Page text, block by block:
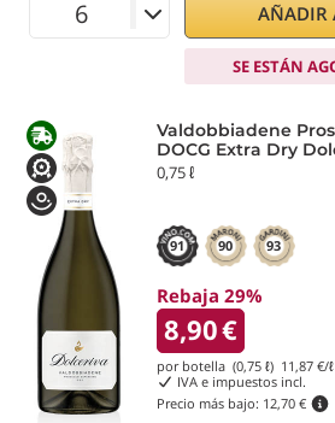
AÑADIR
SE ESTÁN
Valdobbiadene
DOCG Extra Dry
0,75 ℓ
91 90 93
Rebaja 29%
8,90€
por botella (0,75 ℓ) 11,87 €/ℓ
IVA e impuestos incl.
Precio más bajo: 12,70 €